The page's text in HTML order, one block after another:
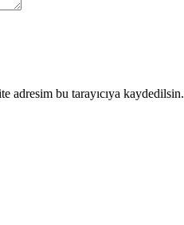
adresim bu tarayıcıya kaydedilsin.